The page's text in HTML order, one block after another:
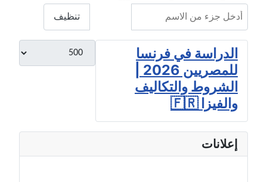
أدخل جزء من الاسم
تنظيف
عدد الإظهارات:
الدراسة في فرنسا
الشروط والتكاليف
والفيزا 🇫🇷
إعلانات